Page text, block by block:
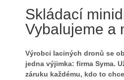
Skládací
Vybalujeme a
Výrobci laciných dronů se
jedna výjimka: firma Syma.
záruku každému, kdo to